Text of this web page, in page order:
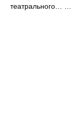
театрального… …